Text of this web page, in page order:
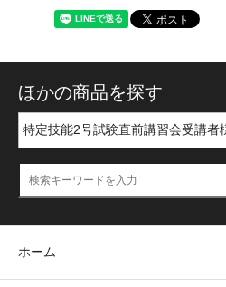
ほかの商品を探す
ホーム